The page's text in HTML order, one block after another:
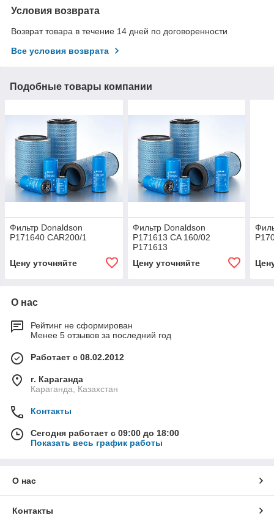
Условия возврата
Возврат товара в течение 14 дней по договоренности
Все условия возврата
Подобные товары компании
Фильтр Donaldson
P171640 CAR200/1
Цену уточняйте
Фильтр Donaldson
P171613 CA 160/02
P171613
Цену уточняйте
О нас
Рейтинг не сформирован
Менее 5 отзывов за последний год
Работает с 08.02.2012
г. Караганда
Караганда, Казахстан
Контакты
Сегодня работает с 09:00 до 18:00
Показать весь график работы
О нас
Контакты